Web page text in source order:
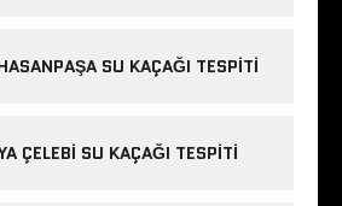
SU KAÇAĞI TESPITI
ÇELEBI SU KAÇAĞI TESPITI